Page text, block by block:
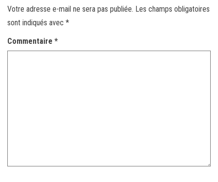
Votre adresse e-mail ne sera pas publiée. Les champs obligatoires
sont indiqués avec *
Commentaire *